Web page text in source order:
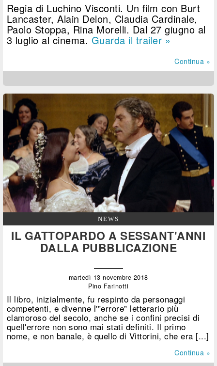
Regia di Luchino Visconti. Un film con Burt
Lancaster, Alain Delon, Claudia Cardinale,
Paolo Stoppa, Rina Morelli. Dal 27 giugno al
3 luglio al cinema. Guarda il trailer »
Continua »
NEWS
IL GATTOPARDO A SESSANT'ANNI
DALLA PUBBLICAZIONE
martedì 13 novembre 2018
Pino Farinotti
Il libro, inizialmente, fu respinto da personaggi
competenti, e divenne l'"errore" letterario più
clamoroso del secolo, anche se i confini precisi di
quell'errore non sono mai stati definiti. Il primo
nome, e non banale, è quello di Vittorini, che era [...]
Continua »